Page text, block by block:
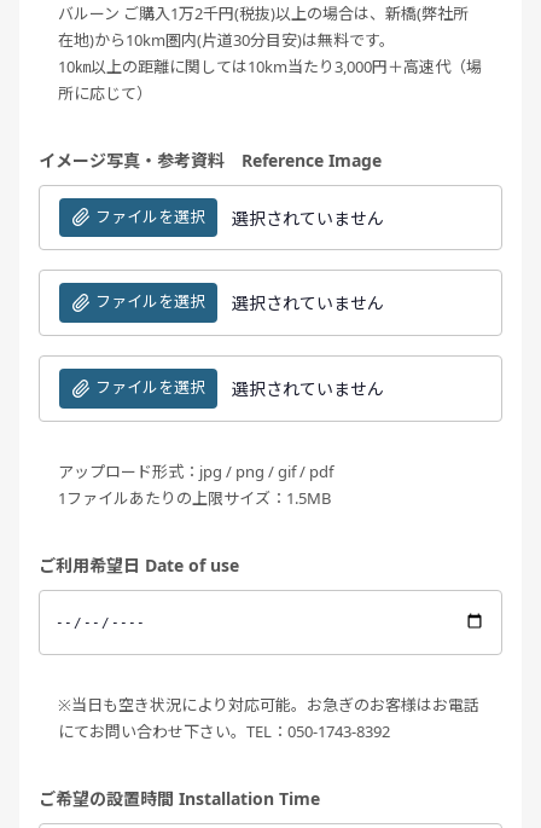
バルーン ご購入1万2千円(税抜)以上の場合は、新橋(弊社所
在地)から10km圏内(片道30分目安)は無料です。
10㎞以上の距離に関しては10km当たり3,000円＋高速代（場
所に応じて）
イメージ写真・参考資料 Reference Image
ファイルを選択 選択されていません
ファイルを選択 選択されていません
ファイルを選択 選択されていません
アップロード形式：jpg / png / gif / pdf
1ファイルあたりの上限サイズ：1.5MB
ご利用希望日 Date of use
※当日も空き状況により対応可能。お急ぎのお客様はお電話
にてお問い合わせ下さい。TEL：050-1743-8392
ご希望の設置時間 Installation Time